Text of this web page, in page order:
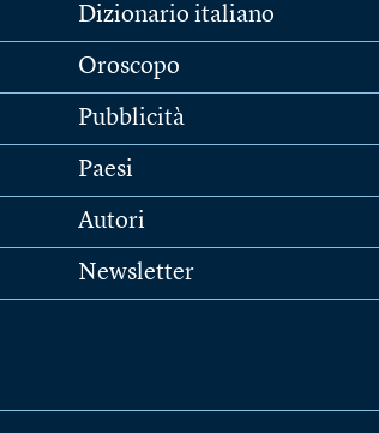
Dizionario italiano
Oroscopo
Pubblicità
Paesi
Autori
Newsletter